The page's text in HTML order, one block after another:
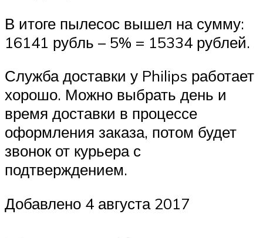
В итоге пылесос вышел на сумму:
16141 рубль – 5% = 15334 рублей.
Служба доставки у Philips работает
хорошо. Можно выбрать день и
время доставки в процессе
оформления заказа, потом будет
звонок от курьера с
подтверждением.
Добавлено 4 августа 2017